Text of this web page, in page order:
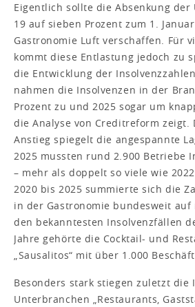
Eigentlich sollte die Absenkung der
19 auf sieben Prozent zum 1.
Gastronomie Luft verschaffen. Für
kommt diese Entlastung jedoch zu
die Entwicklung der
nahmen die Insolvenzen in der
Prozent zu und 2025 sogar um
die Analyse von Creditreform zeigt.
Anstieg spiegelt die angespannte
2025 mussten rund 2.900 Betriebe
– mehr als doppelt so viele wie
2020 bis 2025 summierte sich die
in der Gastronomie bundesweit auf
den bekanntesten Insolvenzfällen
Jahre gehörte die Cocktail- und
„Sausalitos“ mit über 1.000
Besonders stark stiegen zuletzt die
Unterbranchen „Restaurants,